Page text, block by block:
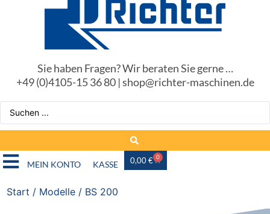
Sie haben Fragen? Wir beraten Sie gerne …
+49 (0)4105-15 36 80 | shop@richter-maschinen.de
MEIN KONTO KASSE 0,00€ 0
Start / Modelle / BS 200